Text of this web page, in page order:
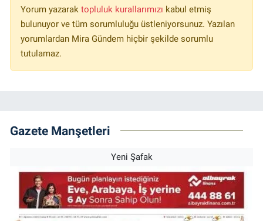
Yorum yazarak topluluk kurallarımızı kabul etmiş
bulunuyor ve tüm sorumluluğu üstleniyorsunuz. Yazılan
yorumlardan Mira Gündem hiçbir şekilde sorumlu
tutulamaz.
Gazete Manşetleri
Yeni Şafak